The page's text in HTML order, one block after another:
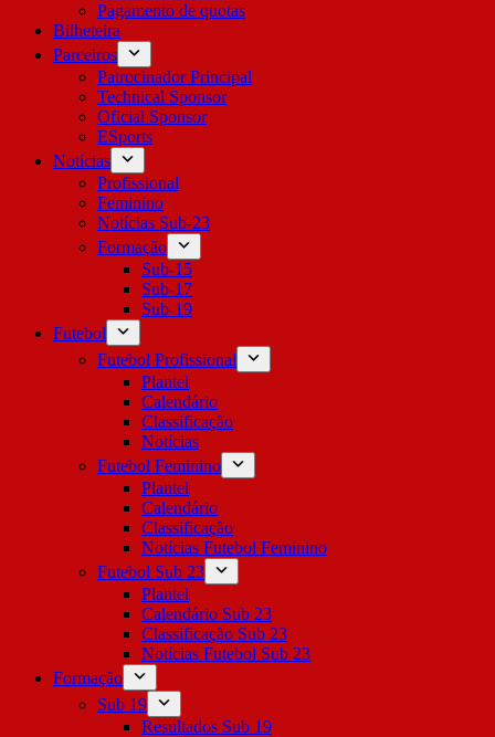
Pagamento de quotas
Bilheteira
Parceiros
Patrocinador Principal
Technical Sponsor
Oficial Sponsor
ESports
Notícias
Profissional
Feminino
Notícias Sub-23
Formação
Sub-15
Sub-17
Sub-19
Futebol
Futebol Profissional
Plantel
Calendário
Classificação
Notícias
Futebol Feminino
Plantel
Calendário
Classificação
Notícias Futebol Feminino
Futebol Sub 23
Plantel
Calendário Sub 23
Classificação Sub 23
Notícias Futebol Sub 23
Formação
Sub 19
Resultados Sub 19